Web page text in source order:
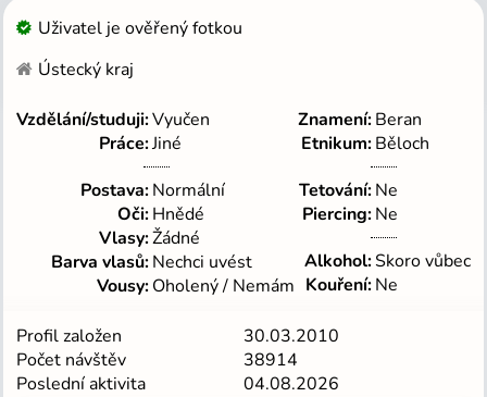
Uživatel je ověřený fotkou
Ústecký kraj
Vzdělání/studuji Vyučen
Práce Jiné
Postava Normální
Oči Hnědé
Vlasy Žádné
Barva vlasů Nechci uvést
Vousy Oholený / Nemám
Znamení Beran
Etnikum Běloch
Tetování Ne
Piercing Ne
Alkohol Skoro vůbec
Kouření Ne
Profil založen
30.03.2010
Počet návštěv
38914
Poslední aktivita
04.08.2026
Nemusíš nic platit
Vidíš neomezený počet profilů
Tajné galerie
Kdo Tě navštívil a komu se líbíš
Neomezená historie zpráv
Na co máš náladu právě teď
Tmavý a světlý režim
Bez reklam, na které musíš čekat